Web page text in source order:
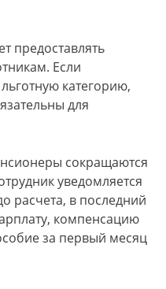
предоставлять
Если
категорию,
для
сокращаются
уведомляется
расчета, в последний
компенсацию
за первый месяц